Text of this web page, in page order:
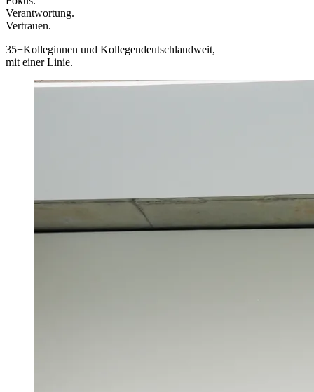
Verantwortung.
Vertrauen.
35+Kolleginnen und Kollegendeutschlandweit,
mit einer Linie.